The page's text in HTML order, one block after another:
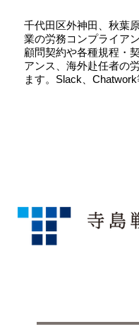
千代田区外神田、秋葉
業の労務コンプライア
顧問契約や各種規程・
アンス、海外赴任者の
ます。Slack、